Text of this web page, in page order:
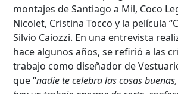
montajes de Santiago a Mil, Coco
Nicolet, Cristina Tocco y la película
Silvio Caiozzi. En una entrevista
hace algunos años, se refirió a las
trabajo como diseñador de
que “nadie te celebra las cosas